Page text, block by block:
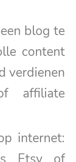
blog te
content
verdienen
affiliate
internet: